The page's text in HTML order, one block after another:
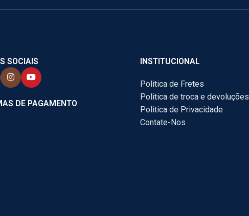
SOCIAIS
DE PAGAMENTO
INSTITUCIONAL
Politica de Fretes
Politica de troca e devoluções
Politica de Privacidade
Contate-Nos